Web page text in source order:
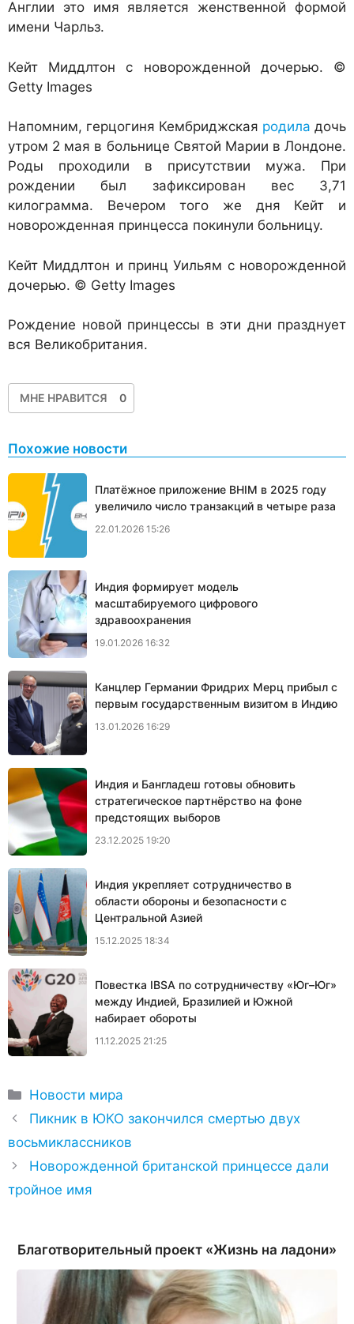
Англии это имя является женственной формой
имени Чарльз.
Кейт Миддлтон с новорожденной дочерью. ©
Getty Images
Напомним, герцогиня Кембриджская родила дочь
утром 2 мая в больнице Святой Марии в Лондоне.
Роды проходили в присутствии мужа. При
рождении был зафиксирован вес 3,71
килограмма. Вечером того же дня Кейт и
новорожденная принцесса покинули больницу.
Кейт Миддлтон и принц Уильям с новорожденной
дочерью. © Getty Images
Рождение новой принцессы в эти дни празднует
вся Великобритания.
МНЕ НРАВИТСЯ 0
Похожие новости
Платёжное приложение BHIM в 2025 году
увеличило число транзакций в четыре раза
22.01.2026 15:26
Индия формирует модель
масштабируемого цифрового
здравоохранения
19.01.2026 16:32
Канцлер Германии Фридрих Мерц прибыл с
первым государственным визитом в Индию
13.01.2026 16:29
Индия и Бангладеш готовы обновить
стратегическое партнёрство на фоне
предстоящих выборов
23.12.2025 19:20
Индия укрепляет сотрудничество в
области обороны и безопасности с
Центральной Азией
15.12.2025 18:34
Повестка IBSA по сотрудничеству «Юг–Юг»
между Индией, Бразилией и Южной
набирает обороты
11.12.2025 21:25
Рубрики
Новости мира
Пикник в ЮКО закончился смертью двух
восьмиклассников
Новорожденной британской принцессе дали
тройное имя
Благотворительный проект «Жизнь на ладони»